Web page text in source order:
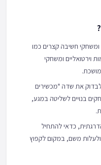
- כמה דקות: משחקי io ומשחקי חשיבה קצרים כמו
וירטואליים ומשחקי
את שדה "מכשירים
בנויים לשליטה במגע,
כדאי להתחיל
משם, במקום לקפוץ